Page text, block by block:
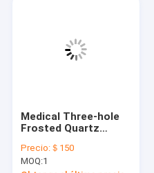
Medical Three-hole
Frosted Quartz
Polished Or Frosted
Surface Treatment
Precio:＄150
MOQ:1